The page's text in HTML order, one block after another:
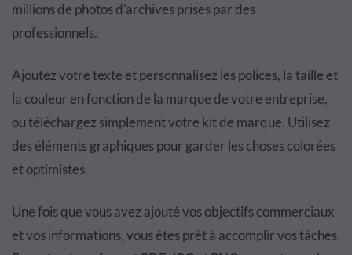
millions de photos d'archives prises par des
professionnels.
Ajoutez votre texte et personnalisez les polices, la taille et
la couleur en fonction de la marque de votre entreprise,
ou téléchargez simplement votre kit de marque. Utilisez
des éléments graphiques pour garder les choses colorées
et optimistes.
Une fois que vous avez ajouté vos objectifs commerciaux
et vos informations, vous êtes prêt à accomplir vos tâches.